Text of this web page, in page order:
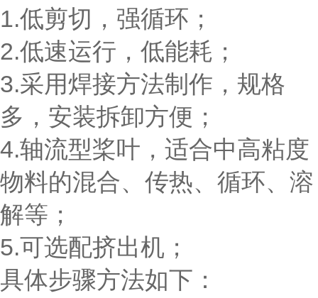
1.低剪切，强循环；
2.低速运行，低能耗；
3.采用焊接方法制作，规格
多，安装拆卸方便；
4.轴流型桨叶，适合中高粘度
物料的混合、传热、循环、溶
解等；
5.可选配挤出机；
具体步骤方法如下：